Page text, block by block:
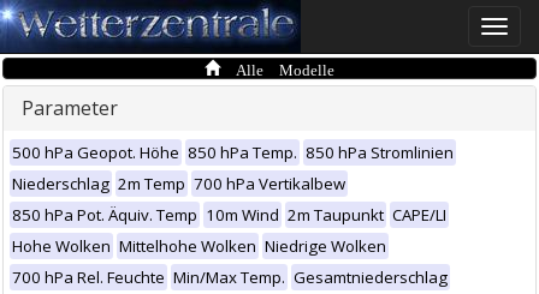
Toggle
Alle Modelle
Parameter
500 hPa Geopot. Höhe 850 hPa Temp. 850 hPa Stromlinien
Niederschlag 2m Temp 700 hPa Vertikalbew
850 hPa Pot. Äquiv. Temp 10m Wind 2m Taupunkt CAPE/LI
Hohe Wolken Mittelhohe Wolken Niedrige Wolken
700 hPa Rel. Feuchte Min/Max Temp. Gesamtniederschlag